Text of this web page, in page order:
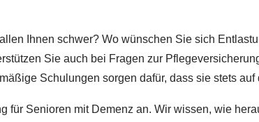
Ihnen schwer? Wo wünschen Sie sich
Sie auch bei Fragen zur
Schulungen sorgen dafür, dass sie stets
Senioren mit Demenz an. Wir wissen, wie